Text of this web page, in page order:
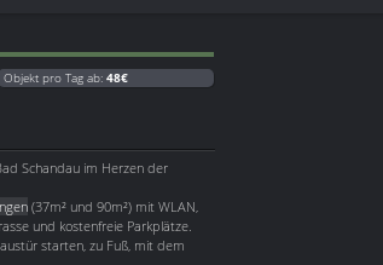
Objekt pro Tag ab: 48€
Schandau im Herzen der
(37m² und 90m²) mit WLAN,
und kostenfreie Parkplätze.
starten, zu Fuß, mit dem